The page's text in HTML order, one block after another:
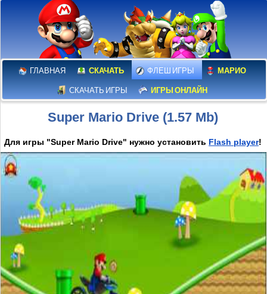
ГЛАВНАЯ СКАЧАТЬ ФЛЕШ ИГРЫ МАРИО
СКАЧАТЬ ИГРЫ ИГРЫ ОНЛАЙН
Super Mario Drive (1.57 Mb)
Для игры "Super Mario Drive" нужно установить Flash player!